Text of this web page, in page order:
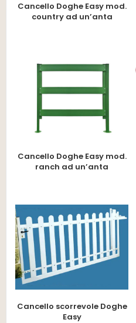
Cancello Doghe Easy mod.
country ad un’anta
Cancello Doghe Easy mod.
ranch ad un’anta
Cancello scorrevole Doghe
Easy